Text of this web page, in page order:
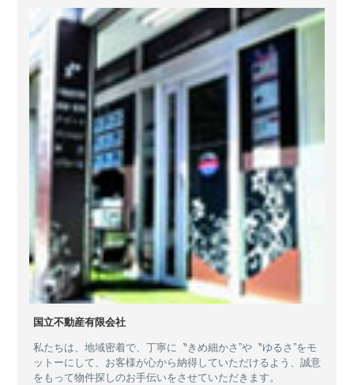
国立不動産有限会社
私たちは、地域密着で、丁寧に〝きめ細かさ”や〝ゆるさ”をモ
ットーにして、お客様が心から納得していただけるよう、誠意
をもって物件探しのお手伝いをさせていただきます。